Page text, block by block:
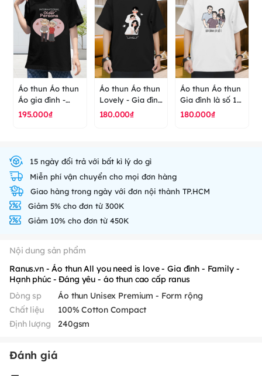
Áo thun Áo thun
Áo gia đình -
older persons -
195.000₫
Áo thun Áo thun
Lovely - Gia đình
- Family - Hạnh
180.000₫
Áo thun Áo thun
Gia đình là số 1 -
Family - Hạnh
180.000₫
15 ngày đổi trả với bất kì lý do gì
Miễn phí vận chuyển cho mọi đơn hàng
Giao hàng trong ngày với đơn nội thành TP.HCM
Giảm 5% cho đơn từ 300K
Giảm 10% cho đơn từ 450K
Nội dung sản phẩm
Ranus.vn - Áo thun All you need is love - Gia đình - Family -
Hạnh phúc - Đáng yêu - áo thun cao cấp ranus
Dòng sp
Áo thun Unisex Premium - Form rộng
Chất liệu
100% Cotton Compact
Định lượng
240gsm
Đánh giá